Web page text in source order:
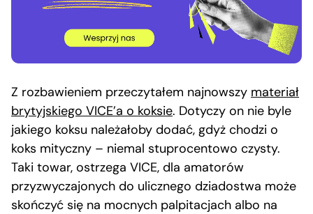
Z rozbawieniem przeczytałem najnowszy materiał
brytyjskiego VICE’a o koksie. Dotyczy on nie byle
jakiego koksu należałoby dodać, gdyż chodzi o
koks mityczny – niemal stuprocentowo czysty.
Taki towar, ostrzega VICE, dla amatorów
przyzwyczajonych do ulicznego dziadostwa może
skończyć się na mocnych palpitacjach albo na